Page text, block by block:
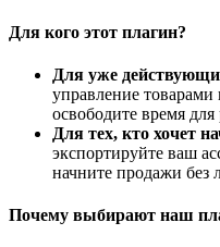
Для кого этот плагин?
Для уже
управление
освободите время для
Для тех, кто хочет
экспортируйте ваш
начните продажи без
Почему выбирают наш